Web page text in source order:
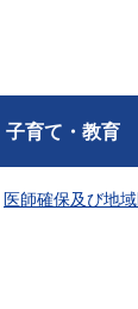
子育て・教育
医師確保及び地